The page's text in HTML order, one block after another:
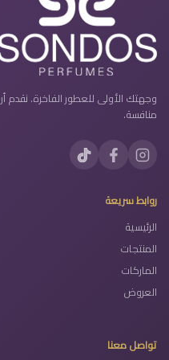
وجهتك الأولى للعطور الفاخرة. نقدم
منافسة.
روابط سريعة
الرئيسية
المنتجات
الماركات
العروض
تواصل معنا